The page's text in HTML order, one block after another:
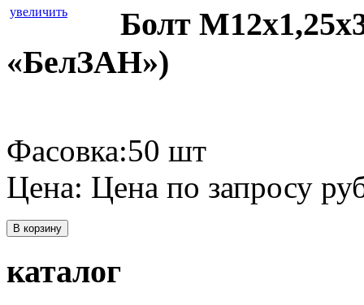
увеличить
Болт
«БелЗАН»)
Фасовка:50 шт
Цена: Цена по запросу
В корзину
каталог